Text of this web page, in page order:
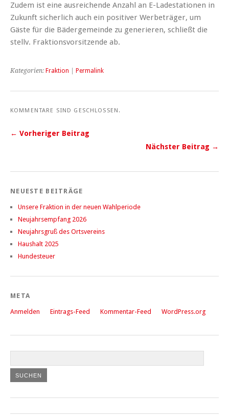
Zudem ist eine ausreichende Anzahl an E-Ladestationen in
Zukunft sicherlich auch ein positiver Werbeträger, um
Gäste für die Bädergemeinde zu generieren, schließt die
stellv. Fraktionsvorsitzende ab.
Kategorien: Fraktion Permalink
KOMMENTARE SIND GESCHLOSSEN.
← Vorheriger Beitrag
Nächster Beitrag →
NEUESTE BEITRÄGE
Unsere Fraktion in der neuen Wahlperiode
Neujahrsempfang 2026
Neujahrsgruß des Ortsvereins
Haushalt 2025
Hundesteuer
META
Anmelden Eintrags-Feed Kommentar-Feed WordPress.org